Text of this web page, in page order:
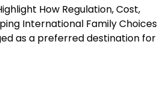
How Regulation, Cost,
International Family Choices
as a preferred destination for